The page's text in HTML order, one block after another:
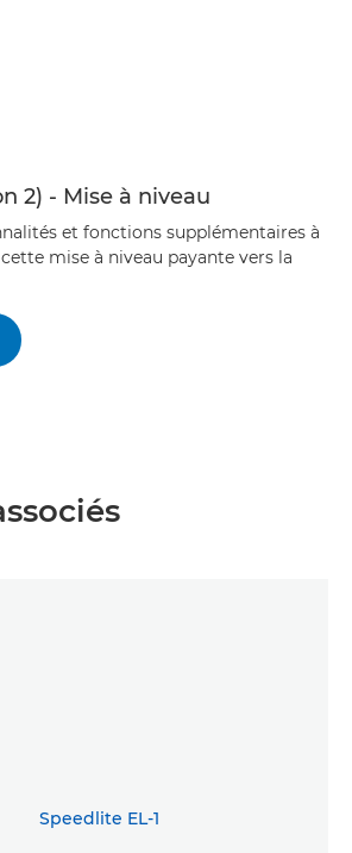
2) - Mise à niveau
et fonctions supplémentaires à
mise à niveau payante vers la